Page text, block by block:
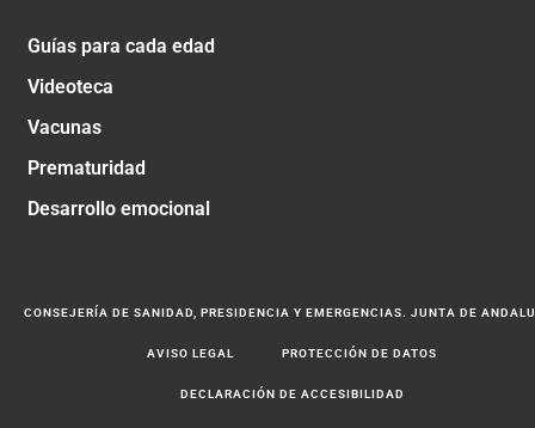
Guías para cada edad
Videoteca
Vacunas
Prematuridad
Desarrollo emocional
CONSEJERÍA DE SANIDAD, PRESIDENCIA Y EMERGENCIAS. JUNTA DE
AVISO LEGAL PROTECCIÓN DE DATOS
DECLARACIÓN DE ACCESIBILIDAD